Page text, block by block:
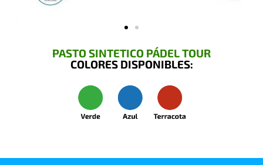
PASTO SINTETICO PÁDEL TOUR
COLORES DISPONIBLES: